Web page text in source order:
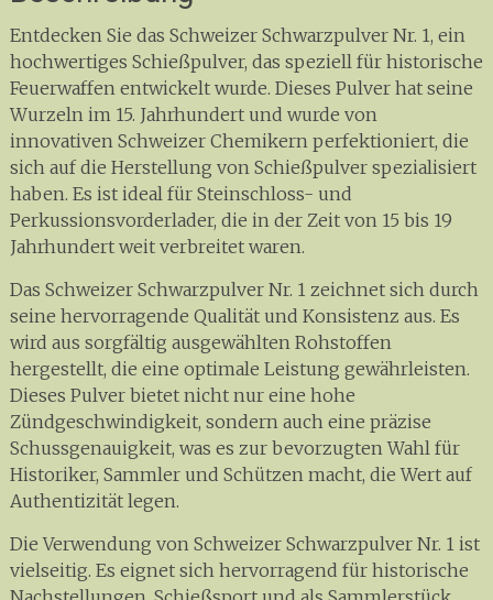
Entdecken Sie das Schweizer Schwarzpulver Nr. 1, ein
hochwertiges Schießpulver, das speziell für historische
Feuerwaffen entwickelt wurde. Dieses Pulver hat seine
Wurzeln im 15. Jahrhundert und wurde von
innovativen Schweizer Chemikern perfektioniert, die
sich auf die Herstellung von Schießpulver spezialisiert
haben. Es ist ideal für Steinschloss- und
Perkussionsvorderlader, die in der Zeit von 15 bis 19
Jahrhundert weit verbreitet waren.
Das Schweizer Schwarzpulver Nr. 1 zeichnet sich durch
seine hervorragende Qualität und Konsistenz aus. Es
wird aus sorgfältig ausgewählten Rohstoffen
hergestellt, die eine optimale Leistung gewährleisten.
Dieses Pulver bietet nicht nur eine hohe
Zündgeschwindigkeit, sondern auch eine präzise
Schussgenauigkeit, was es zur bevorzugten Wahl für
Historiker, Sammler und Schützen macht, die Wert auf
Authentizität legen.
Die Verwendung von Schweizer Schwarzpulver Nr. 1 ist
vielseitig. Es eignet sich hervorragend für historische